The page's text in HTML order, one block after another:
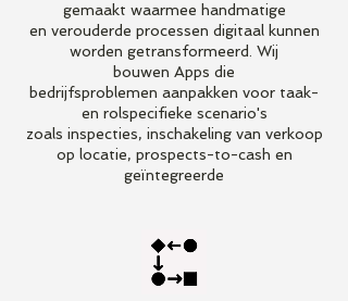
gemaakt waarmee handmatige
en verouderde processen digitaal kunnen
worden getransformeerd. Wij
bouwen Apps die
bedrijfsproblemen aanpakken voor taak-
en rolspecifieke scenario's
zoals inspecties, inschakeling van verkoop
op locatie, prospects-to-cash en
geïntegreerde